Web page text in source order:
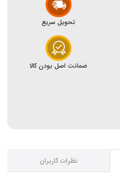
تحویل سریع
ضمانت اصل بودن کالا
نظرات کاربران